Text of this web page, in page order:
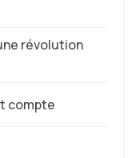
révolution
compte